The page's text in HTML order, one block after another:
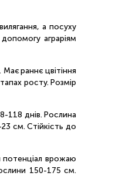
а посуху
аграріям
раннє цвітіння
росту. Розмір
118 днів. Рослина
см. Стійкість до
потенціал врожаю
150-175 см.